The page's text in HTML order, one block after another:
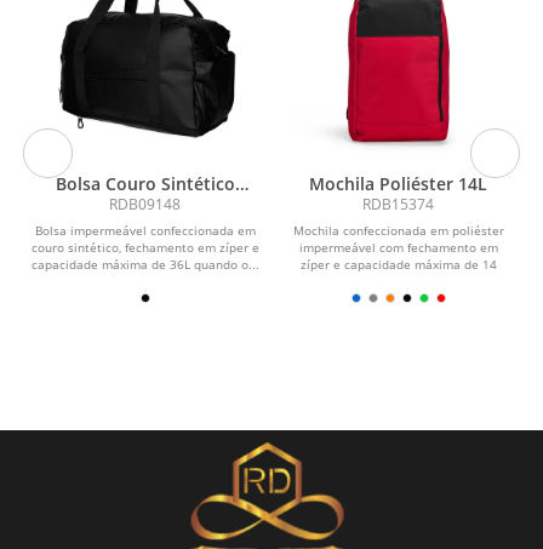
Bolsa Couro Sintético
Expansível 36L
RDB09148
Bolsa impermeável confeccionada em
couro sintético, fechamento em zíper e
capacidade máxima de 36L quando o...
Mochila Poliéster 14L
RDB15374
Mochila confeccionada em poliéster
impermeável com fechamento em
zíper e capacidade máxima de 14